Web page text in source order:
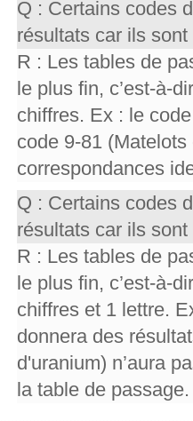
Q : Certains codes
résultats car ils
R : Les tables de
le plus fin, c’est-à-
chiffres. Ex : le
code 9-81
correspondances
Q : Certains codes
résultats car ils
R : Les tables de
le plus fin, c’est-à-
chiffres et 1 lettre.
donnera des
d'uranium) n’aura
la table de passage.